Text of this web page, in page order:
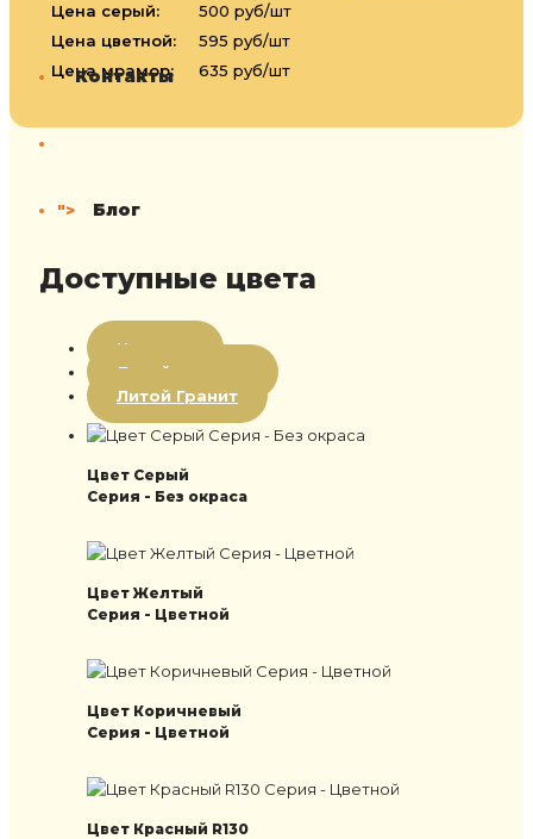
Контакты
"> Блог
Цена серый:
500 руб/шт
Цена цветной:
595 руб/шт
Цена мрамор:
635 руб/шт
Доступные цвета
Цветная
Литой мрамор
Литой Гранит
Цвет Серый
Серия - Без окраса
Цвет Желтый
Серия - Цветной
Цвет Коричневый
Серия - Цветной
Цвет Красный R130